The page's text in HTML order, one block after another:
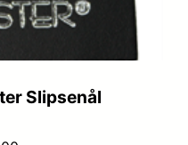
Slipsenål